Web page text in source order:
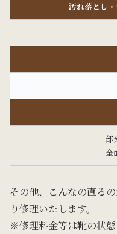
汚れ落とし
部
全
その他、こんなの直る
り修理いたします。
※修理料金等は靴の状